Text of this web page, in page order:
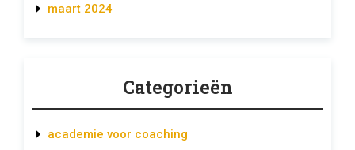
maart 2024
Categorieën
academie voor coaching